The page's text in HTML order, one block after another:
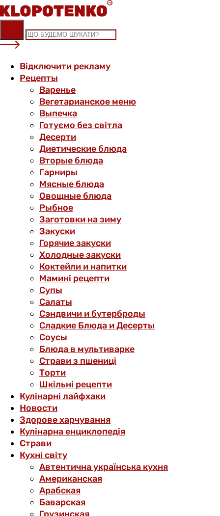
Skip
to
content
Відключити рекламу
Рецепты
Варенье
Вегетарианское меню
Выпечка
Готуємо без світла
Десерти
Диетические блюда
Вторые блюда
Гарниры
Мясные блюда
Овощные блюда
Рыбное
Заготовки на зиму
Закуски
Горячие закуски
Холодные закуски
Коктейли и напитки
Мамині рецепти
Супы
Салаты
Сэндвичи и бутерброды
Сладкие Блюда и Десерты
Соусы
Блюда в мультиварке
Страви з пшениці
Торти
Шкільні рецепти
Кулінарні лайфхаки
Новости
Здорове харчування
Кулінарна енциклопедія
Страви
Кухні світу
Автентична українська кухня
Американская
Арабская
Баварская